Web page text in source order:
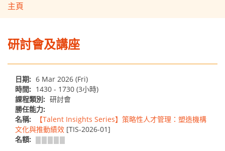
主頁
研討會及講座
日期: 6 Mar 2026 (Fri)
時間: 1430 - 1730 (3小時)
課程類別: 研討會
勝任能力:
名稱:
【Talent Insights Series】策略性人才管理：塑造機構
文化與推動績效 [TIS-2026-01]
名額: